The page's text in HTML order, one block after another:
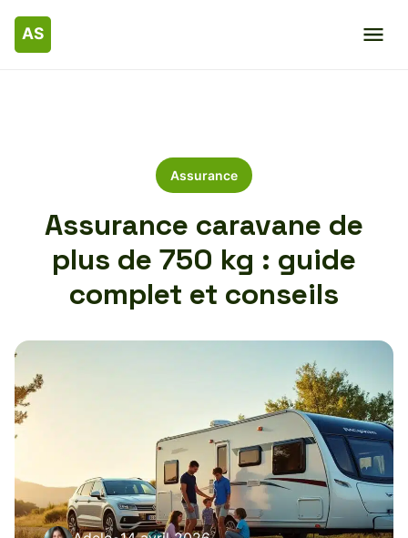
Assurance
Assurance caravane de
plus de 750 kg : guide
complet et conseils